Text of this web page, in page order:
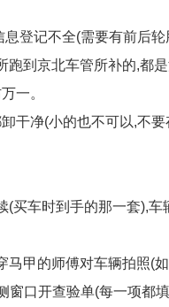
登记不全(需要有前后
跑到京北车管所补的,都
一。
干净(小的也不可以,不
(买车时到手的那一套),
马甲的师傅对车辆拍照(
窗口开查验单(每一项都